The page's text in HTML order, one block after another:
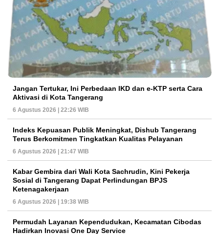
Jangan Tertukar, Ini Perbedaan IKD dan e-KTP serta Cara
Aktivasi di Kota Tangerang
6 Agustus 2026 | 22:26 WIB
Indeks Kepuasan Publik Meningkat, Dishub Tangerang
Terus Berkomitmen Tingkatkan Kualitas Pelayanan
6 Agustus 2026 | 21:47 WIB
Kabar Gembira dari Wali Kota Sachrudin, Kini Pekerja
Sosial di Tangerang Dapat Perlindungan BPJS
Ketenagakerjaan
6 Agustus 2026 | 19:38 WIB
Permudah Layanan Kependudukan, Kecamatan Cibodas
Hadirkan Inovasi One Day Service